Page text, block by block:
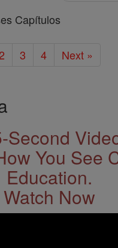
Capítulos
2 3 4 Next »
Second
You See
Education.
Watch Now